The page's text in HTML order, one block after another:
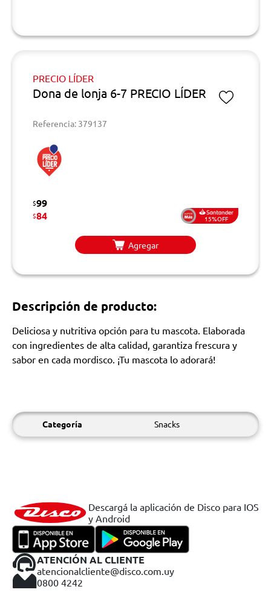
PRECIO LÍDER
Dona de lonja 6-7 PRECIO LÍDER
Referencia: 379137
$99
$84 15%OFF
Agregar
Descripción de producto:
Deliciosa y nutritiva opción para tu mascota. Elaborada
con ingredientes de alta calidad, garantiza frescura y
sabor en cada mordisco. ¡Tu mascota lo adorará!
Categoría Snacks
Descargá la aplicación de Disco para IOS
y Android
ATENCIÓN AL CLIENTE
atencionalcliente@disco.com.uy
0800 4242